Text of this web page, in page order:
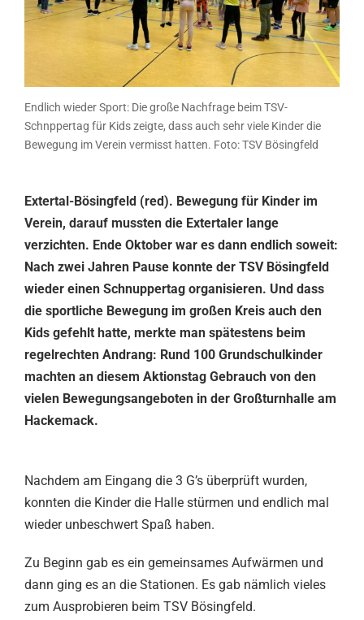
Endlich wieder Sport: Die große Nachfrage beim TSV-
Schnppertag für Kids zeigte, dass auch sehr viele Kinder die
Bewegung im Verein vermisst hatten. Foto: TSV Bösingfeld
Extertal-Bösingfeld (red). Bewegung für Kinder im
Verein, darauf mussten die Extertaler lange
verzichten. Ende Oktober war es dann endlich soweit:
Nach zwei Jahren Pause konnte der TSV Bösingfeld
wieder einen Schnuppertag organisieren. Und dass
die sportliche Bewegung im großen Kreis auch den
Kids gefehlt hatte, merkte man spätestens beim
regelrechten Andrang: Rund 100 Grundschulkinder
machten an diesem Aktionstag Gebrauch von den
vielen Bewegungsangeboten in der Großturnhalle am
Hackemack.
Nachdem am Eingang die 3 G’s überprüft wurden,
konnten die Kinder die Halle stürmen und endlich mal
wieder unbeschwert Spaß haben.
Zu Beginn gab es ein gemeinsames Aufwärmen und
dann ging es an die Stationen. Es gab nämlich vieles
zum Ausprobieren beim TSV Bösingfeld.